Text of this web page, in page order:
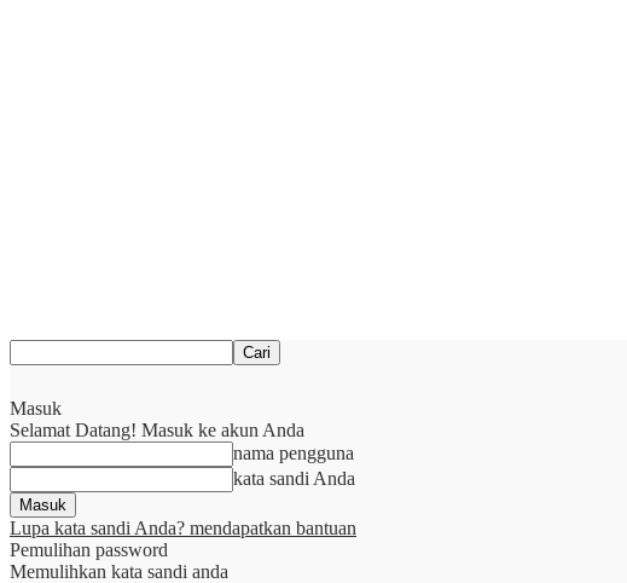
Masuk
Selamat Datang! Masuk ke akun Anda
nama pengguna
kata sandi Anda
Lupa kata sandi Anda? mendapatkan bantuan
Pemulihan password
Memulihkan kata sandi anda